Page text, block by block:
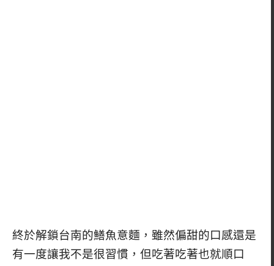
終於解鎖台南的鱔魚意麵，雖然偏甜的口感還是
有一度讓我不是很習慣，但吃著吃著也就順口